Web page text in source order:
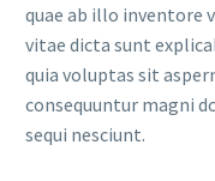
quae ab illo inventore
vitae dicta sunt
quia voluptas sit
consequuntur magni
sequi nesciunt.